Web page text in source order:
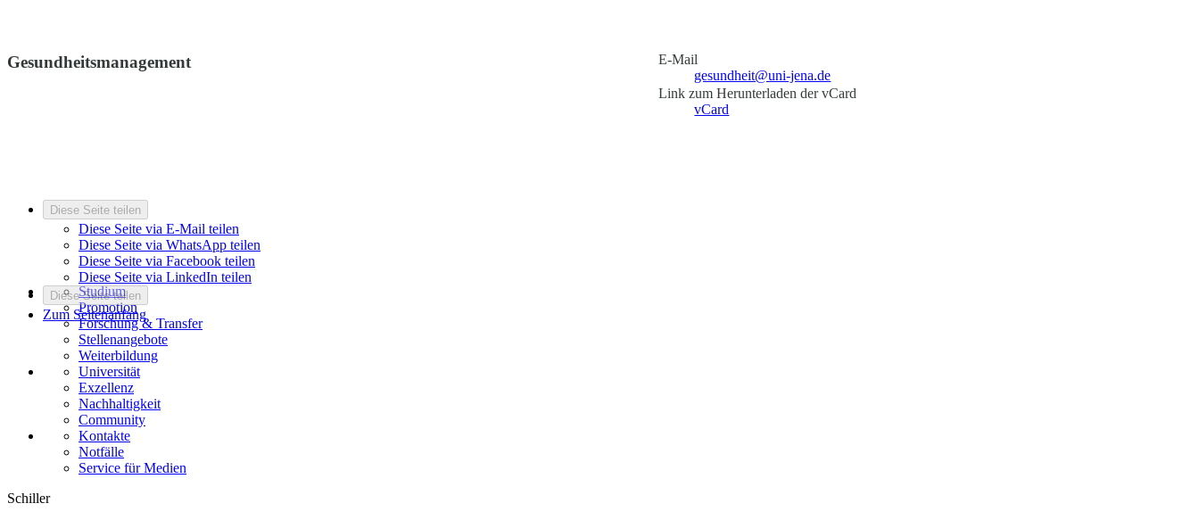
Gesundheitsmanagement
E-Mail
gesundheit@uni-jena.de
Link zum Herunterladen der vCard
vCard
Diese Seite teilen
Diese Seite via E-Mail teilen
Diese Seite via WhatsApp teilen
Diese Seite via Facebook teilen
Diese Seite via LinkedIn teilen
Diese Seite teilen
Zum Seitenanfang
Studium
Promotion
Forschung & Transfer
Stellenangebote
Weiterbildung
Universität
Exzellenz
Nachhaltigkeit
Community
Kontakte
Notfälle
Service für Medien
Schiller